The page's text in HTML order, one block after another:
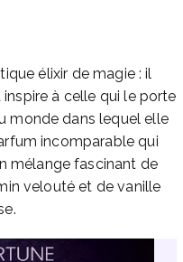
élixir de magie : il
à celle qui le porte
monde dans lequel elle
incomparable qui
mélange fascinant de
velouté et de vanille